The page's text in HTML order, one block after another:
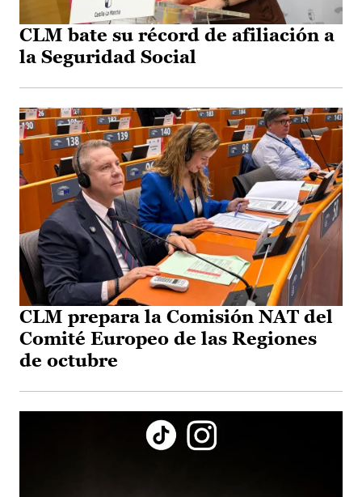
CLM bate su récord de afiliación a
la Seguridad Social
CLM prepara la Comisión NAT del
Comité Europeo de las Regiones
de octubre